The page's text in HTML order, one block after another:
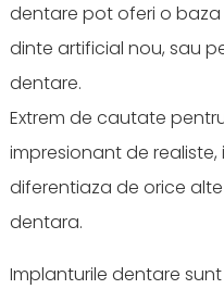
dentare pot oferi o
dinte artificial nou, sau
dentare.
Extrem de cautate
impresionant de
diferentiaza de orice
dentara.
Implanturile dentare